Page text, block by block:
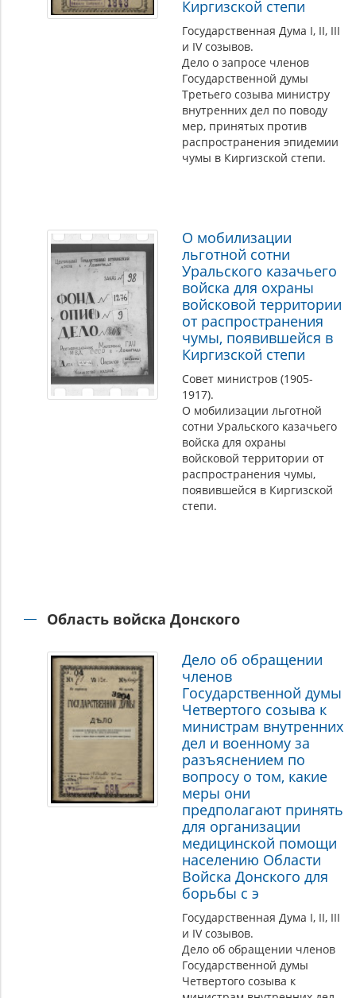
Киргизской степи
Государственная Дума I, II, III
и IV созывов.
Дело о запросе членов
Государственной думы
Третьего созыва министру
внутренних дел по поводу
мер, принятых против
распространения эпидемии
чумы в Киргизской степи.
О мобилизации
льготной сотни
Уральского казачьего
войска для охраны
войсковой территории
от распространения
чумы, появившейся в
Киргизской степи
Совет министров (1905-
1917).
О мобилизации льготной
сотни Уральского казачьего
войска для охраны
войсковой территории от
распространения чумы,
появившейся в Киргизской
степи.
Область войска Донского
Дело об обращении
членов
Государственной думы
Четвертого созыва к
министрам внутренних
дел и военному за
разъяснением по
вопросу о том, какие
меры они
предполагают принять
для организации
медицинской помощи
населению Области
Войска Донского для
борьбы с э
Государственная Дума I, II, III
и IV созывов.
Дело об обращении членов
Государственной думы
Четвертого созыва к